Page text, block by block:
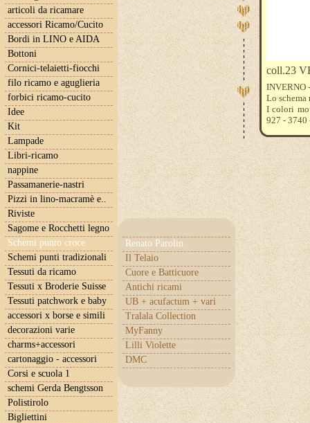
articoli da ricamare
accessori Ricamo/Cucito
Bordi in LINO e AIDA
Bottoni
Cornici-telaietti-fiocchi
filo ricamo e aguglieria
forbici ricamo-cucito
Idee
Kit
Lampade
Libri-ricamo
nappine
Passamanerie-nastri
Pizzi in lino-macramè e..
Riviste
Sagome e Rocchetti legno
Schemi punto croce
Renato Parolin
Il Telaio
Cuore e Batticuore
Antichi ricami
UB + acufactum + vari
Tralala Collection
MyFanny
Lilli Violette
DMC
Schemi punti tradizionali
Tessuti da ricamo
Tessuti x Broderie Suisse
Tessuti patchwork e baby
accessori x borse e simili
decorazioni varie
charms+accessori
cartonaggio - accessori
Corsi e scuola 1
schemi Gerda Bengtsson
Polistirolo
Bigliettini
coll.23
INVERNO
Lo
I colori
927 - 3740
tessuto
preferite vi